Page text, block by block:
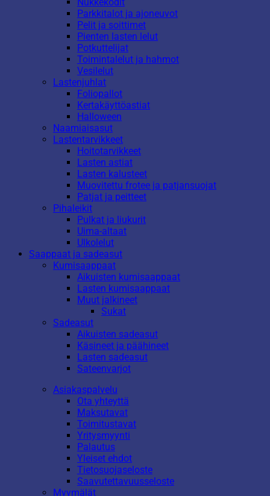
Nukkekodit
Parkkitalot ja ajoneuvot
Pelit ja soittimet
Pienten lasten lelut
Potkuttelijat
Toimintalelut ja hahmot
Vesilelut
Lastenjuhlat
Foliopallot
Kertakäyttöastiat
Halloween
Naamiaisasut
Lastentarvikkeet
Hoitotarvikkeet
Lasten astiat
Lasten kalusteet
Muovitettu frotee ja patjansuojat
Patjat ja peitteet
Pihaleikit
Pulkat ja liukurit
Uima-altaat
Ulkolelut
Saappaat ja sadeasut
Kumisaappaat
Aikuisten kumisaappaat
Lasten kumisaappaat
Muut jalkineet
Sukat
Sadeasut
Aikuisten sadeasut
Käsineet ja päähineet
Lasten sadeasut
Sateenvarjot
Asiakaspalvelu
Ota yhteyttä
Maksutavat
Toimitustavat
Yritysmyynti
Palautus
Yleiset ehdot
Tietosuojaseloste
Saavutettavuusseloste
Myymälät